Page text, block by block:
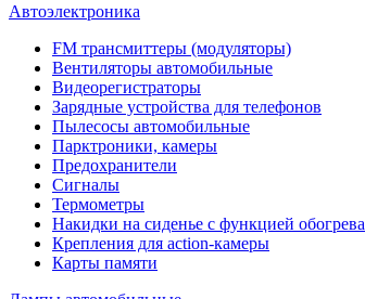
Автоэлектроника
FM трансмиттеры (модуляторы)
Вентиляторы автомобильные
Видеорегистраторы
Зарядные устройства для телефонов
Пылесосы автомобильные
Парктроники, камеры
Предохранители
Сигналы
Термометры
Накидки на сиденье с функцией обогрева
Крепления для action-камеры
Карты памяти